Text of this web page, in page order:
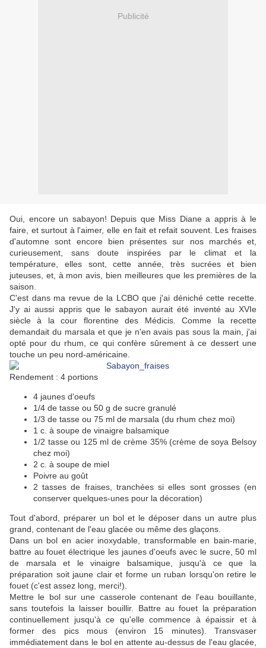
Publicité
Oui, encore un sabayon! Depuis que Miss Diane a appris à le
faire, et surtout à l'aimer, elle en fait et refait souvent. Les fraises
d'automne sont encore bien présentes sur nos marchés et,
curieusement, sans doute inspirées par le climat et la
température, elles sont, cette année, très sucrées et bien
juteuses, et, à mon avis, bien meilleures que les premières de la
saison.
C'est dans ma revue de la LCBO que j'ai déniché cette recette.
J'y ai aussi appris que le sabayon aurait été inventé au XVIe
siècle à la cour florentine des Médicis. Comme la recette
demandait du marsala et que je n'en avais pas sous la main, j'ai
opté pour du rhum, ce qui confère sûrement à ce dessert une
touche un peu nord-américaine.
Rendement : 4 portions
4 jaunes d'oeufs
1/4 de tasse ou 50 g de sucre granulé
1/3 de tasse ou 75 ml de marsala (du rhum chez moi)
1 c. à soupe de vinaigre balsamique
1/2 tasse ou 125 ml de crème 35% (crème de soya Belsoy
chez moi)
2 c. à soupe de miel
Poivre au goût
2 tasses de fraises, tranchées si elles sont grosses (en
conserver quelques-unes pour la décoration)
Tout d'abord, préparer un bol et le déposer dans un autre plus
grand, contenant de l'eau glacée ou même des glaçons.
Dans un bol en acier inoxydable, transformable en bain-marie,
battre au fouet électrique les jaunes d'oeufs avec le sucre, 50 ml
de marsala et le vinaigre balsamique, jusqu'à ce que la
préparation soit jaune clair et forme un ruban lorsqu'on retire le
fouet (c'est assez long, merci!).
Mettre le bol sur une casserole contenant de l'eau bouillante,
sans toutefois la laisser bouillir. Battre au fouet la préparation
continuellement jusqu'à ce qu'elle commence à épaissir et à
former des pics mous (environ 15 minutes). Transvaser
immédiatement dans le bol en attente au-dessus de l'eau glacée,